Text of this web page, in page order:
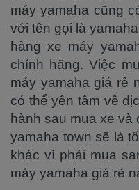
máy yamaha cũng
với tên gọi là
hàng xe máy
chính hãng. Việc
máy yamaha giá rẻ
có thể yên tâm về
hành sau mua xe và
yamaha town sẽ là
khác vì phải mua
máy yamaha giá rẻ